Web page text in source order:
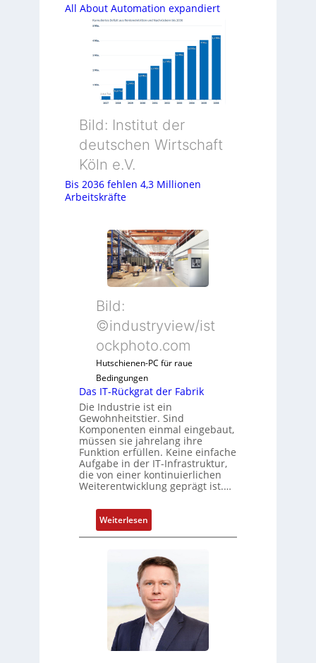
All About Automation expandiert
Bild: Institut der
deutschen Wirtschaft
Köln e.V.
Bis 2036 fehlen 4,3 Millionen
Arbeitskräfte
Bild:
©industryview/ist
ockphoto.com
Hutschienen-PC für raue
Bedingungen
Das IT-Rückgrat der Fabrik
Die Industrie ist ein
Gewohnheitstier. Sind
Komponenten einmal eingebaut,
müssen sie jahrelang ihre
Funktion erfüllen. Keine einfache
Aufgabe in der IT-Infrastruktur,
die von einer kontinuierlichen
Weiterentwicklung geprägt ist.…
Weiterlesen:
D
s
I
T
-
R